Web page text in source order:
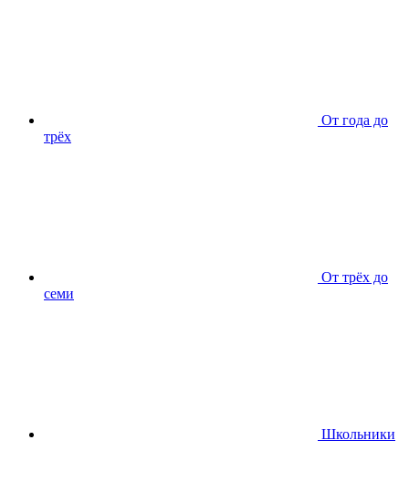
От года до
трёх
От трёх до
семи
Школьники